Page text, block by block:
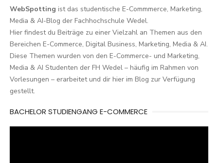
WebSpotting ist das studentische E-Commmerce, Marketing,
Media & AI-Blog der Fachhochschule Wedel.
Hier findest du Beiträge zu einer Vielzahl an Themen aus den
Bereichen E-Commerce, Digital Business, Marketing, Media & AI.
Diese Themen wurden von den E-Commerce- und Marketing,
Media & AI Studenten der FH Wedel – häufig im Rahmen von
Vorlesungen – erarbeitet und dir hier im Blog zur Verfügung
gestellt.
BACHELOR STUDIENGANG E-COMMERCE